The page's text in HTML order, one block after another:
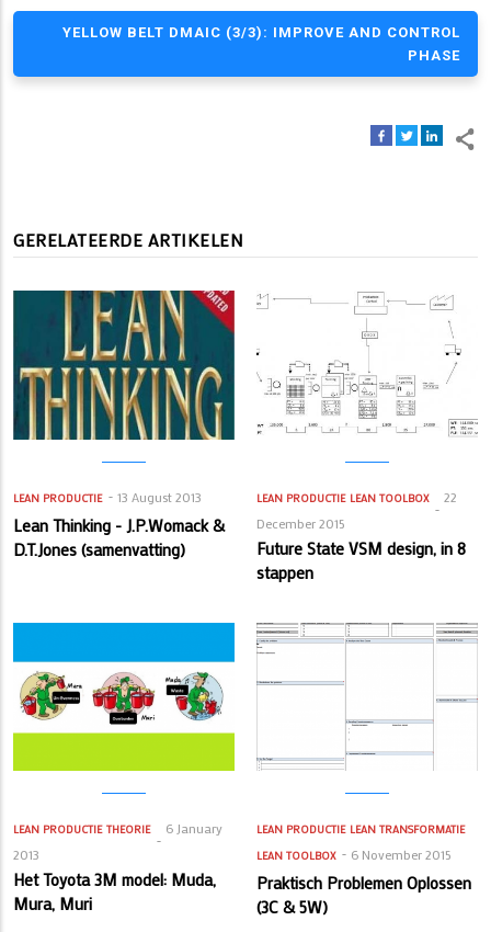
YELLOW BELT DMAIC (3/3): IMPROVE AND CONTROL
PHASE
GERELATEERDE ARTIKELEN
LEAN PRODUCTIE 13 August 2013
Lean Thinking - J.P.Womack &
D.T.Jones (samenvatting)
LEAN PRODUCTIE LEAN TOOLBOX
22
December 2015
Future State VSM design, in 8
stappen
LEAN PRODUCTIE THEORIE
6 January
2013
Het Toyota 3M model: Muda,
Mura, Muri
LEAN PRODUCTIE LEAN TRANSFORMATIE
LEAN TOOLBOX
6 November 2015
Praktisch Problemen Oplossen
(3C & 5W)